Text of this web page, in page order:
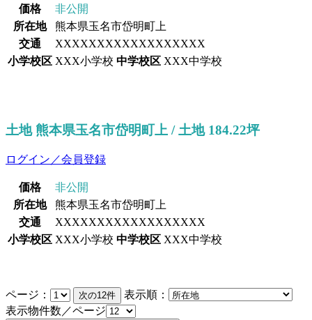
価格
非公開
所在地
熊本県玉名市岱明町上
交通
XXXXXXXXXXXXXXXXXX
小学校区 XXX小学校 中学校区 XXX中学校
土地 熊本県玉名市岱明町上 / 土地 184.22坪
ログイン／会員登録
価格
非公開
所在地
熊本県玉名市岱明町上
交通
XXXXXXXXXXXXXXXXXX
小学校区 XXX小学校 中学校区 XXX中学校
ページ：
表示順：
表示物件数／ページ